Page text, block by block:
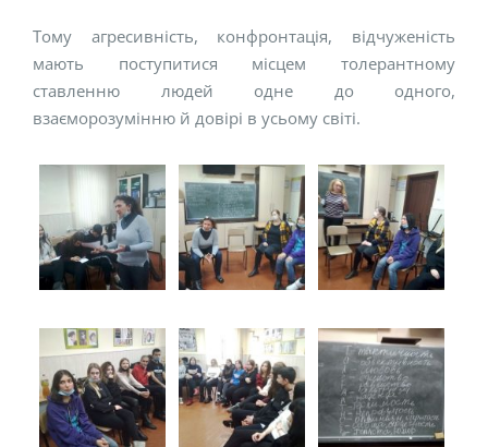
Тому агресивність, конфронтація, відчуженість
мають поступитися місцем толерантному
ставленню людей одне до одного,
взаєморозумінню й довірі в усьому світі.